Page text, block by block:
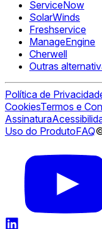
ServiceNow
SolarWinds
Freshservice
ManageEngine
Cherwell
Outras
Política de
CookiesTermos e
Assinatura
Uso do ProdutoFAQ